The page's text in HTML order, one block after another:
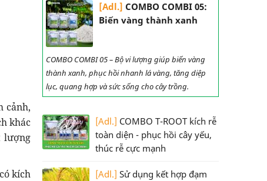
cảnh,
khác
lượng
kích
[Adl.] COMBO COMBI 05:
Biến vàng thành xanh
COMBO COMBI 05 – Bộ vi lượng giúp biến vàng
thành xanh, phục hồi nhanh lá vàng, tăng diệp
lục, quang hợp và sức sống cho cây trồng.
[Adl.] COMBO T-ROOT kích rễ
toàn diện - phục hồi cây yếu,
thúc rễ cực mạnh
[Adl.] Sử dụng kết hợp đạm